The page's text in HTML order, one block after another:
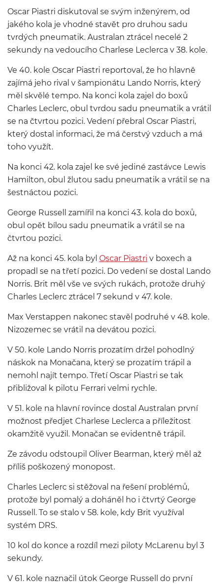
Oscar Piastri diskutoval se svým inženýrem, od
jakého kola je vhodné stavět pro druhou sadu
tvrdých pneumatik. Australan ztrácel necelé 2
sekundy na vedoucího Charlese Leclerca v 38. kole.
Ve 40. kole Oscar Piastri reportoval, že ho hlavně
zajímá jeho rival v šampionátu Lando Norris, který
měl skvělé tempo. Na konci kola zajel do boxů
Charles Leclerc, obul tvrdou sadu pneumatik a vrátil
se na čtvrtou pozici. Vedení přebral Oscar Piastri,
který dostal informaci, že má čerstvý vzduch a má
toho využít.
Na konci 42. kola zajel ke své jediné zastávce Lewis
Hamilton, obul žlutou sadu pneumatik a vrátil se na
šestnáctou pozici.
George Russell zamířil na konci 43. kola do boxů,
obul opět bílou sadu pneumatik a vrátil se na
čtvrtou pozici.
Až na konci 45. kola byl Oscar Piastri v boxech a
propadl se na třetí pozici. Do vedení se dostal Lando
Norris. Brit měl vše ve svých rukách, protože druhý
Charles Leclerc ztrácel 7 sekund v 47. kole.
Max Verstappen nakonec stavěl podruhé v 48. kole.
Nizozemec se vrátil na devátou pozici.
V 50. kole Lando Norris prozatím držel pohodlný
náskok na Monačana, který se prozatím trápil a
nemohl najít tempo. Třetí Oscar Piastri se tak
přibližoval k pilotu Ferrari velmi rychle.
V 51. kole na hlavní rovince dostal Australan první
možnost předjet Charlese Leclerca a příležitost
okamžitě využil. Monačan se evidentně trápil.
Ze závodu odstoupil Oliver Bearman, který měl až
příliš poškozený monopost.
Charles Leclerc si stěžoval na řešení problémů,
protože byl pomalý a doháněl ho i čtvrtý George
Russell. To se stalo v 58. kole, kdy Brit využíval
systém DRS.
10 kol do konce a rozdíl mezi piloty McLarenu byl 3
sekundy.
V 61. kole naznačil útok George Russell do první